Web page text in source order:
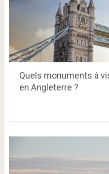
Quels monuments à
en Angleterre ?